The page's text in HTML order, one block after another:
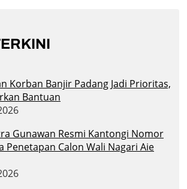
Korban Banjir Padang Jadi Prioritas,
Bantuan
Gunawan Resmi Kantongi Nomor
Penetapan Calon Wali Nagari Aie